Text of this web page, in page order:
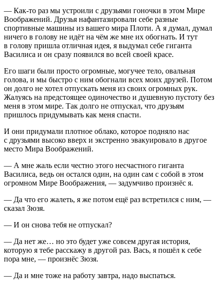
— Как-то раз мы устроили с друзьями гоночки в этом Мире
Воображений. Друзья нафантазировали себе разные
спортивные машины из вашего мира Плоти. А я думал, думал
ничего в голову не идёт на чём же мне их обогнать. И тут
в голову пришла отличная идея, я выдумал себе гиганта
Василиса и он сразу появился во всей своей красе.
Его шаги были просто огромные, могучее тело, овальная
голова, и мы быстро с ним обогнали всех моих друзей. Потом
он долго не хотел отпускать меня из своих огромных рук.
Жалуясь на предстоящее одиночество и душевную пустоту без
меня в этом мире. Так долго не отпускал, что друзьям
пришлось придумывать как меня спасти.
И они придумали плотное облако, которое подняло нас
с друзьями высоко вверх и экстренно эвакуировало в другое
место Мира Воображений.
— А мне жаль если честно этого несчастного гиганта
Василиса, ведь он остался один, на один сам с собой в этом
огромном Мире Воображения, — задумчиво произнёс я.
— Да что его жалеть, я же потом ещё раз встретился с ним, —
сказал Зюзя.
— И он снова тебя не отпускал?
— Да нет же… но это будет уже совсем другая история,
которую я тебе расскажу в другой раз. Вась, я пошёл к себе
пора мне, — произнёс Зюзя.
— Да и мне тоже на работу завтра, надо выспаться.